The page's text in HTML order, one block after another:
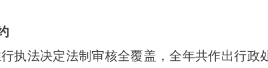
执法决定法制审核全覆盖，全年共作出行政